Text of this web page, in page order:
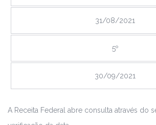
31/08/2021
5º
30/09/2021
A Receita Federal abre consulta através do